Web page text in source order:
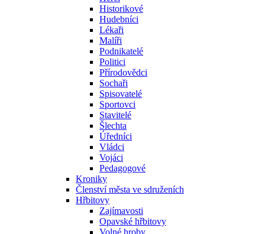
Historikové
Hudebníci
Lékaři
Malíři
Podnikatelé
Politici
Přírodovědci
Sochaři
Spisovatelé
Sportovci
Stavitelé
Šlechta
Úředníci
Vládci
Vojáci
Pedagogové
Kroniky
Členství města ve sdruženích
Hřbitovy
Zajímavosti
Opavské hřbitovy